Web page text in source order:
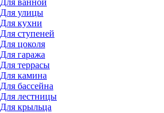
Для ванной
Для улицы
Для кухни
Для ступеней
Для цоколя
Для гаража
Для террасы
Для камина
Для бассейна
Для лестницы
Для крыльца